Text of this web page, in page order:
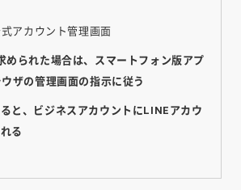
アカウント管理画面
められた場合は、スマートフォン版アプ
ザの管理画面の指示に従う
と、ビジネスアカウントにLINEアカウ
る